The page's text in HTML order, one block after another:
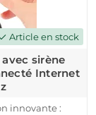
check Article en stock
sirène
Internet
innovante :